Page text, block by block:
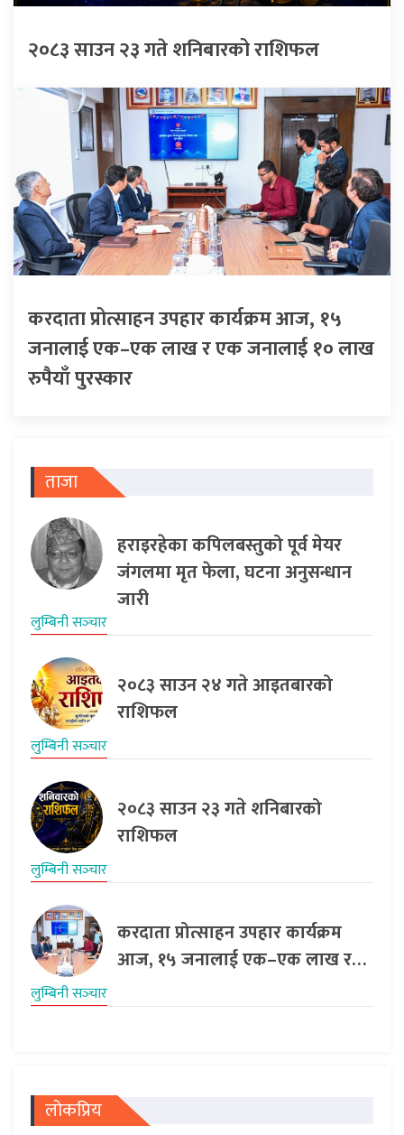
२०८३ साउन २३ गते शनिबारको राशिफल
करदाता प्रोत्साहन उपहार कार्यक्रम आज, १५
जनालाई एक–एक लाख र एक जनालाई १० लाख
रुपैयाँ पुरस्कार
ताजा
हराइरहेका कपिलबस्तुको पूर्व मेयर
जंगलमा मृत फेला, घटना अनुसन्धान
जारी
लुम्बिनी सञ्‍चार
२०८३ साउन २४ गते आइतबारको
राशिफल
लुम्बिनी सञ्‍चार
२०८३ साउन २३ गते शनिबारको
राशिफल
लुम्बिनी सञ्‍चार
करदाता प्रोत्साहन उपहार कार्यक्रम
आज, १५ जनालाई एक–एक लाख र…
लुम्बिनी सञ्‍चार
लोकप्रिय